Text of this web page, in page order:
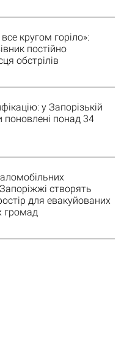
кругом горіло»:
постійно
обстрілів
у Запорізькій
поновлені понад 34
створять
для евакуйованих
громад